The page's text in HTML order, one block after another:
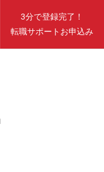
3分で登録完了！
転職サポートお申込み